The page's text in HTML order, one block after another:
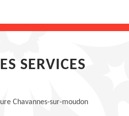
SERVICES
Chavannes-sur-moudon